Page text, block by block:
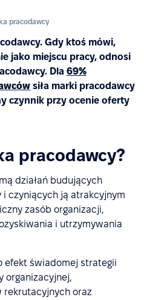
pracodawcy
Gdy ktoś mówi,
jako miejscu pracy, odnosi
Dla 69%
siła marki pracodawcy
czynnik przy ocenie oferty
pracodawcy?
działań budujących
czyniących ją atrakcyjnym
zasób organizacji,
i utrzymywania
efekt świadomej strategii
organizacyjnej,
oraz